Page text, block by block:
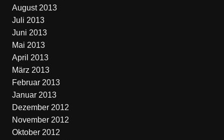
August 2013
Juli 2013
Juni 2013
Mai 2013
April 2013
März 2013
Februar 2013
Januar 2013
Dezember 2012
November 2012
Oktober 2012